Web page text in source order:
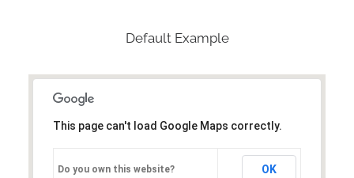
Default Example
This page can't load Google Maps correctly.
Do you own this website? OK